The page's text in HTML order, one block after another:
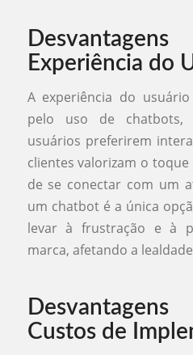
Experiência do
A experiência do
pelo uso de chatbots,
usuários preferirem
clientes valorizam o toque
de se conectar com um
um chatbot é a única
levar à frustração e à
marca, afetando a
Custos de